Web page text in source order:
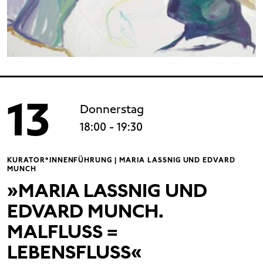
13
Donnerstag
18:00 - 19:30
KURATOR*INNENFÜHRUNG | MARIA LASSNIG UND EDVARD
MUNCH
»MARIA LASSNIG UND
EDVARD MUNCH.
MALFLUSS =
LEBENSFLUSS«